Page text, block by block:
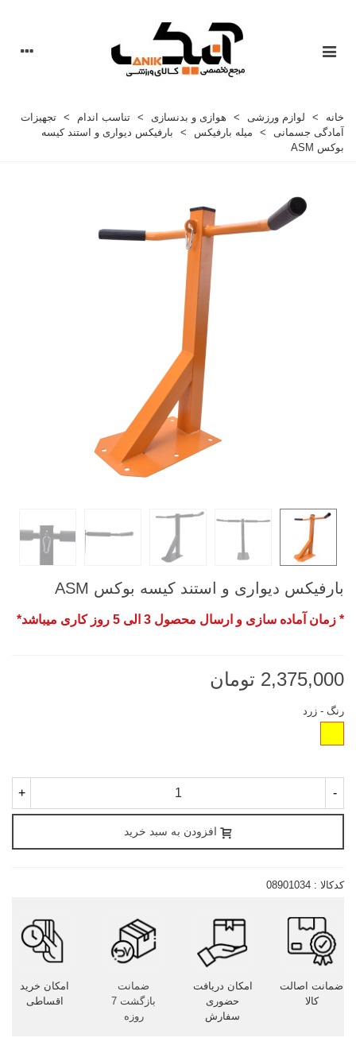
خانه > لوازم ورزشی > هوازی و بدنسازی > تناسب اندام > تجهیزات
آمادگی جسمانی
> میله بارفیکس >
بارفیکس دیواری و استند کیسه
بوکس ASM
بارفیکس دیواری و استند کیسه بوکس ASM
* زمان آماده سازی و ارسال محصول 3 الی 5 روز کاری میباشد*
2,375,000 تومان
رنگ - زرد
-
+
افزودن به سبد خرید
کدکالا : 08901034
ضمانت اصالت
کالا
امکان دریافت
حضوری
سفارش
ضمانت
بازگشت 7
روزه
امکان خرید
اقساطی